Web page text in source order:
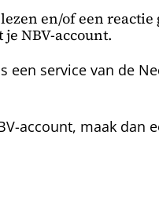
en/of een
NBV-account.
een service van de
account, maak dan